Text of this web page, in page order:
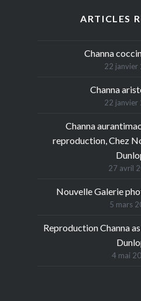
ARTICLES
Channa
22 janvier
Channa
22 janvier
Channa
reproduction, Chez
27 avril
Nouvelle Galerie
5 mars
Reproduction Channa
4 mai